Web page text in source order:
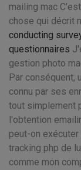
mailing mac
chose qui décrit
conducting
questionnaires
gestion photo
Par conséquent,
connu par ses
tout simplement
l'obtention
peut-on
tracking php de
comme mon